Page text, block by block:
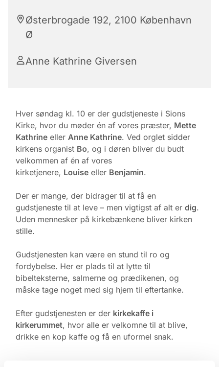
Østerbrogade 192, 2100 København
Ø
Anne Kathrine Giversen
Hver søndag kl. 10 er der gudstjeneste i Sions
Kirke, hvor du møder én af vores præster, Mette
Kathrine eller Anne Kathrine. Ved orglet sidder
kirkens organist Bo, og i døren bliver du budt
velkommen af én af vores
kirketjenere, Louise eller Benjamin.
Der er mange, der bidrager til at få en
gudstjeneste til at leve – men vigtigst af alt er dig.
Uden mennesker på kirkebænkene bliver kirken
stille.
Gudstjenesten kan være en stund til ro og
fordybelse. Her er plads til at lytte til
bibelteksterne, salmerne og prædikenen, og
måske tage noget med sig hjem til eftertanke.
Efter gudstjenesten er der kirkekaffe i
kirkerummet, hvor alle er velkomne til at blive,
drikke en kop kaffe og få en uformel snak.